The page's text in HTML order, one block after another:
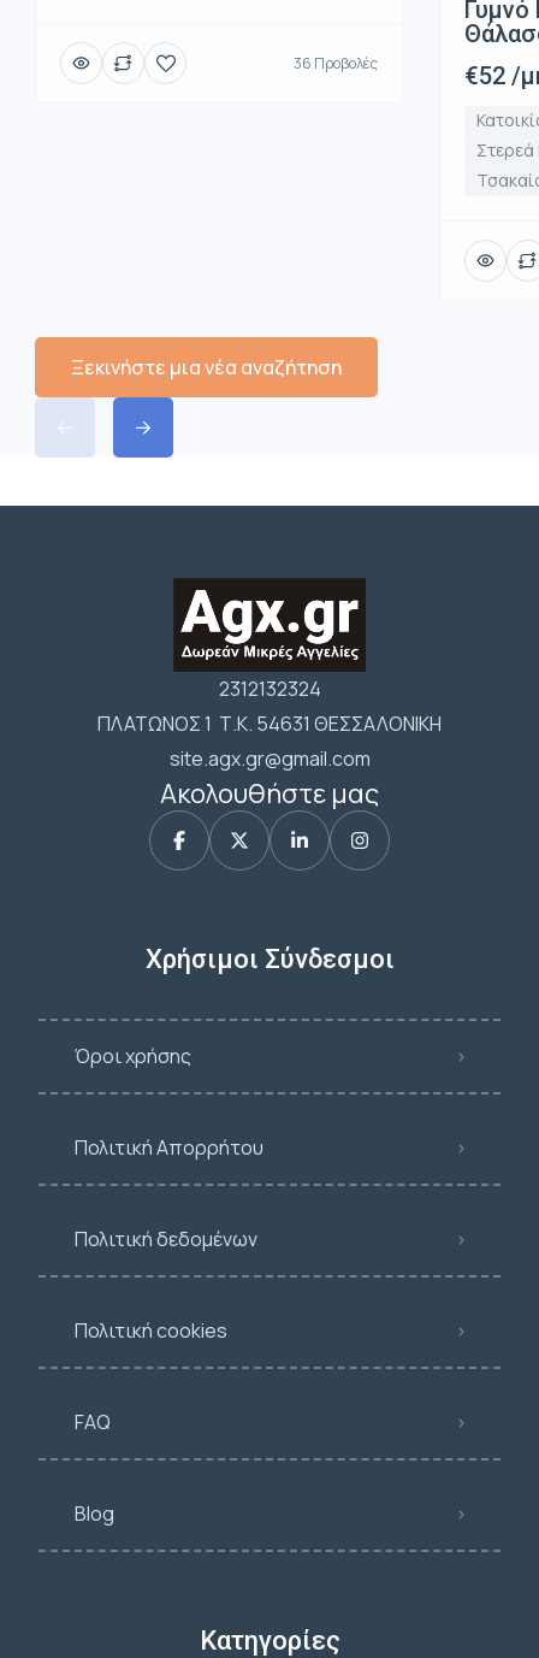
36 Προβολές
Γυμνό
€52 /
Ξεκινήστε μια νέα αναζήτηση
2312132324
ΠΛΑΤΩΝΟΣ 1 Τ.Κ. 54631 ΘΕΣΣΑΛΟΝΙΚΗ
site.agx.gr@gmail.com
Ακολουθήστε μας
Χρήσιμοι Σύνδεσμοι
Όροι χρήσης
Πολιτική Απορρήτου
Πολιτική δεδομένων
Πολιτική cookies
FAQ
Blog
Κατηγορίες